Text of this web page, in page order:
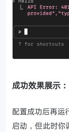
成功效果展示：
配置成功后再运
启动，但此时